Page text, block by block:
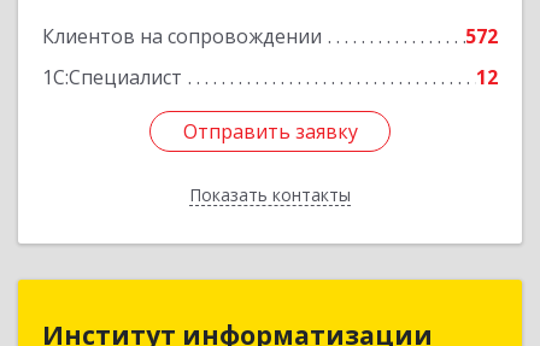
Клиентов на сопровождении
572
1С:Специалист
12
Отправить заявку
Показать контакты
Отправить заявку
Назад
Институт информатизации
Институт информатизации